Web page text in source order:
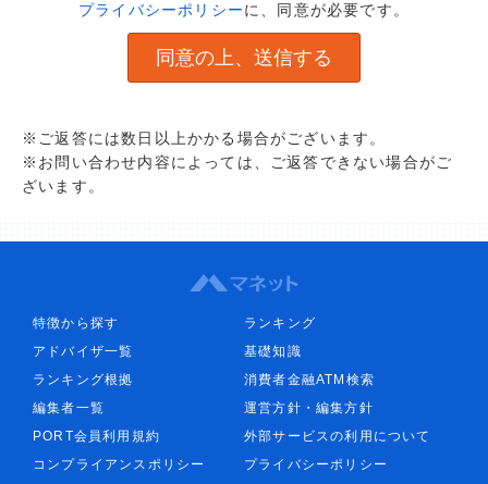
プライバシーポリシーに、同意が必要です。
※ご返答には数日以上かかる場合がございます。
※お問い合わせ内容によっては、ご返答できない場合がご
ざいます。
特徴から探す
ランキング
アドバイザ一覧
基礎知識
ランキング根拠
消費者金融ATM検索
編集者一覧
運営方針・編集方針
PORT会員利用規約
外部サービスの利用について
コンプライアンスポリシー
プライバシーポリシー